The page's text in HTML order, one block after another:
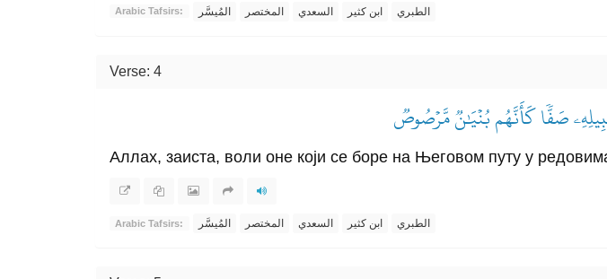
Arabic Tafsirs: المُيسَّر المختصر السعدي ابن كثير الطبري
Verse: 4
صَفّٗا كَأَنَّهُم بُنۡيَٰنٞ مَّرۡصُوصٞ
Аллах, заиста, воли оне који се боре на Његовом путу у
Arabic Tafsirs: المُيسَّر المختصر السعدي ابن كثير الطبري